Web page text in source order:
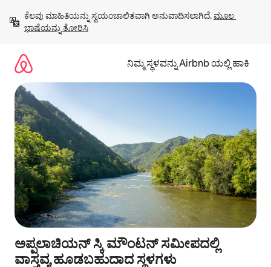
ಹೋಗಿ
ಕೆಲವು ಮಾಹಿತಿಯನ್ನು ಸ್ವಯಂಚಾಲಿತವಾಗಿ ಅನುವಾದಿಸಲಾಗಿದೆ. ಮೂಲ
ಭಾಷೆಯನ್ನು ತೋರಿಸಿ
ನಿಮ್ಮ ಸ್ಥಳವನ್ನು Airbnb ಯಲ್ಲಿ ಹಾಕಿ
ಅಪ್ಪಲಾಚಿಯನ್ ಸ್ಕಿ ಮೌಂಟನ್ ಸಮೀಪದಲ್ಲಿ
ವಾಸ್ತವ್ಯ ಹೂಡಬಹುದಾದ ಸ್ಥಳಗಳು